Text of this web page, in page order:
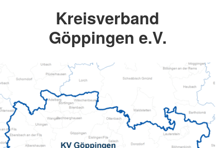
Kreisverband
Göppingen e.V.